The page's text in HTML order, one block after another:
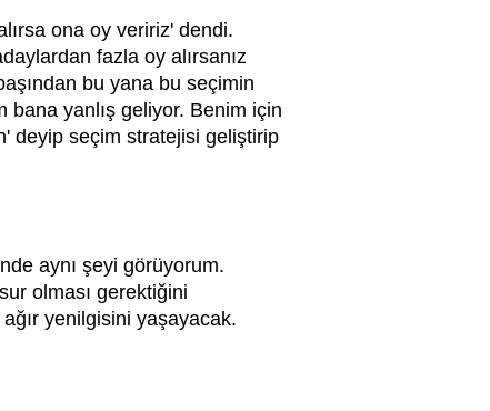
ona oy veririz' dendi.
fazla oy alırsanız
bu yana bu seçimin
bana yanlış geliyor. Benim için
deyip seçim stratejisi geliştirip
aynı şeyi görüyorum.
olması gerektiğini
yenilgisini yaşayacak.